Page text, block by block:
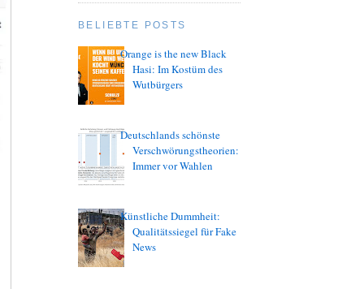
BELIEBTE POSTS
Orange is the new Black
Hasi: Im Kostüm des
Wutbürgers
Deutschlands schönste
Verschwörungstheorien:
Immer vor Wahlen
Künstliche Dummheit:
Qualitätssiegel für Fake
News